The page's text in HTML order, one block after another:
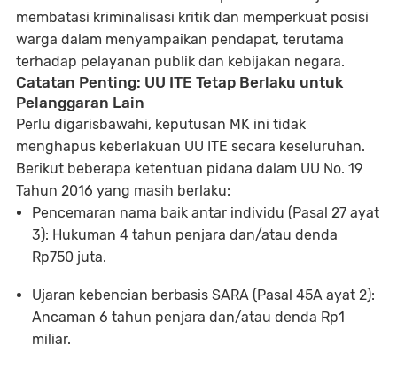
membatasi kriminalisasi kritik dan memperkuat posisi
warga dalam menyampaikan pendapat, terutama
terhadap pelayanan publik dan kebijakan negara.
Catatan Penting: UU ITE Tetap Berlaku untuk
Pelanggaran Lain
Perlu digarisbawahi, keputusan MK ini tidak
menghapus keberlakuan UU ITE secara keseluruhan.
Berikut beberapa ketentuan pidana dalam UU No. 19
Tahun 2016 yang masih berlaku:
Pencemaran nama baik antar individu (Pasal 27 ayat
3): Hukuman 4 tahun penjara dan/atau denda
Rp750 juta.
Ujaran kebencian berbasis SARA (Pasal 45A ayat 2):
Ancaman 6 tahun penjara dan/atau denda Rp1
miliar.